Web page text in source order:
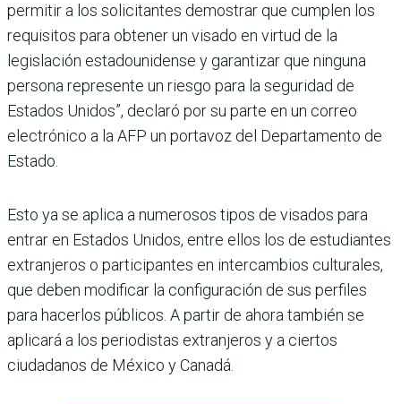
permitir a los solicitantes demostrar que cumplen los
requisitos para obtener un visado en virtud de la
legislación estadounidense y garantizar que ninguna
persona represente un riesgo para la seguridad de
Estados Unidos”, declaró por su parte en un correo
electrónico a la AFP un portavoz del Departamento de
Estado.
Esto ya se aplica a numerosos tipos de visados para
entrar en Estados Unidos, entre ellos los de estudiantes
extranjeros o participantes en intercambios culturales,
que deben modificar la configuración de sus perfiles
para hacerlos públicos. A partir de ahora también se
aplicará a los periodistas extranjeros y a ciertos
ciudadanos de México y Canadá.